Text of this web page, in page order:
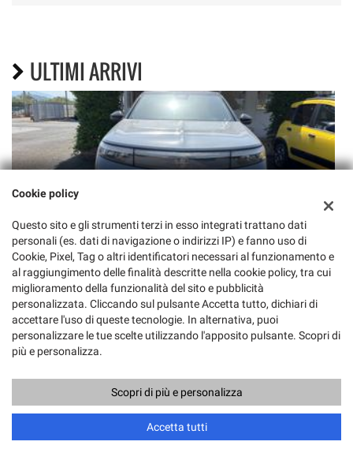
Contatta un consulente
ULTIMI ARRIVI
OPEL
Grandland Hybrid 145cv EDCT Edition
POTREBBE INTERESSARTI
Cookie policy
Questo sito e gli strumenti terzi in esso integrati trattano dati
personali (es. dati di navigazione o indirizzi IP) e fanno uso di
Cookie, Pixel, Tag o altri identificatori necessari al funzionamento e
al raggiungimento delle finalità descritte nella cookie policy, tra cui
miglioramento della funzionalità del sito e pubblicità
personalizzata. Cliccando sul pulsante Accetta tutto, dichiari di
accettare l'uso di queste tecnologie. In alternativa, puoi
personalizzare le tue scelte utilizzando l'apposito pulsante. Scopri di
più e personalizza.
Scopri di più e personalizza
Accetta tutti